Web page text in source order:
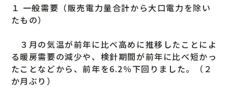
１ 一般需要（販売電力量合計から大口電力を除い
たもの）
３月の気温が前年に比べ高めに推移したことによ
る暖房需要の減少や、検針期間が前年に比べ短かっ
たことなどから、前年を6.2％下回りました。（２
か月ぶり）